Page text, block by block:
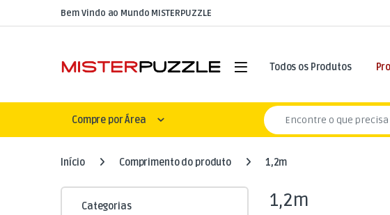
Skip to navigation
Skip to contentBem Vindo ao Mundo MISTERPUZZLE
Open Todos os Produtos
Compre por Área
Search for:
Início Comprimento do produto 1,2m
1,2m
Categorias